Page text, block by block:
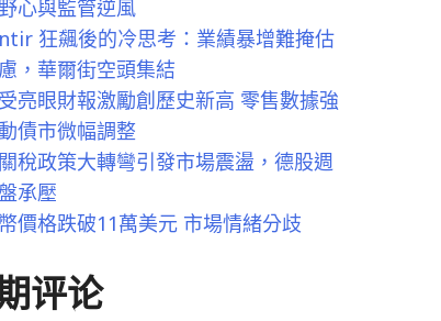
心與監管逆風
狂飆後的冷思考：業績暴增難掩估
，華爾街空頭集結
亮眼財報激勵創歷史新高 零售數據強
債市微幅調整
稅政策大轉彎引發市場震盪，德股週
承壓
價格跌破11萬美元 市場情緒分歧
评论